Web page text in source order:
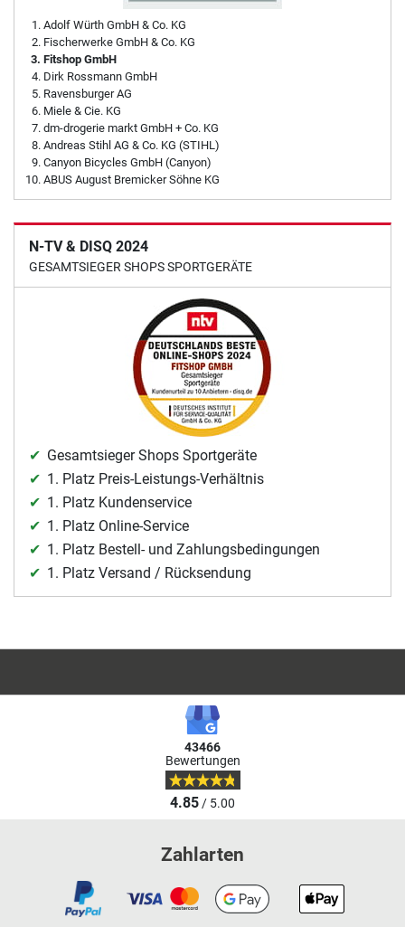
Adolf Würth GmbH & Co. KG
Fischerwerke GmbH & Co. KG
Fitshop GmbH
Dirk Rossmann GmbH
Ravensburger AG
Miele & Cie. KG
dm-drogerie markt GmbH + Co. KG
Andreas Stihl AG & Co. KG (STIHL)
Canyon Bicycles GmbH (Canyon)
ABUS August Bremicker Söhne KG
N-TV & DISQ 2024
GESAMTSIEGER SHOPS SPORTGERÄTE
Gesamtsieger Shops Sportgeräte
1. Platz Preis-Leistungs-Verhältnis
1. Platz Kundenservice
1. Platz Online-Service
1. Platz Bestell- und Zahlungsbedingungen
1. Platz Versand / Rücksendung
43466
Bewertungen
4.85/ 5.00
Zahlarten